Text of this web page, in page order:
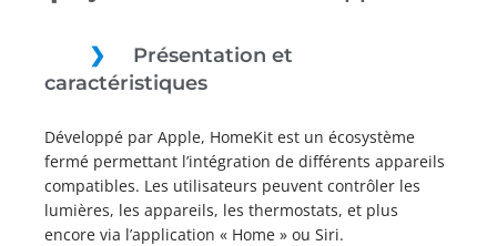
Présentation et
caractéristiques
Développé par Apple, HomeKit est un écosystème
fermé permettant l’intégration de différents appareils
compatibles. Les utilisateurs peuvent contrôler les
lumières, les appareils, les thermostats, et plus
encore via l’application « Home » ou Siri.